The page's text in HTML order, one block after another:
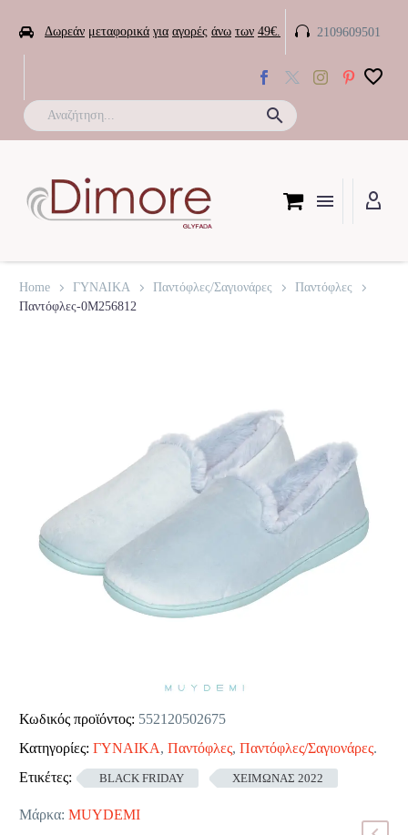
 Δωρεάν μεταφορικά για αγορές άνω των 49€. 
 2109609501
Home ΓΥΝΑΙΚΑ Παντόφλες/Σαγιονάρες
Παντόφλες
Παντόφλες-0M256812
Κωδικός προϊόντος: 552120502675
Κατηγορίες: ΓΥΝΑΙΚΑ, Παντόφλες, Παντόφλες/Σαγιονάρες.
Ετικέτες:
BLACK FRIDAY ΧΕΙΜΩΝΑΣ 2022
Μάρκα: MUYDEMI